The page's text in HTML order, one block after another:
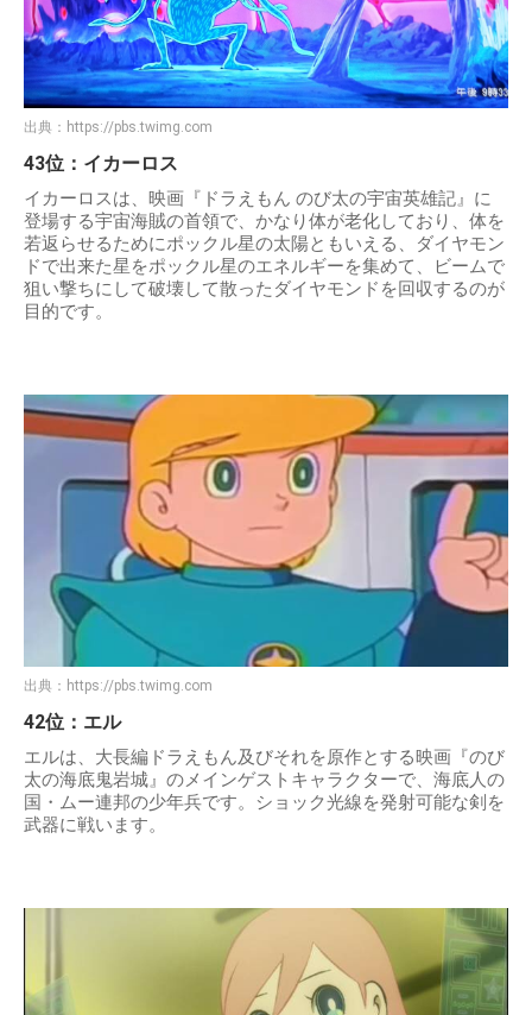
出典： https://pbs.twimg.com
43位：イカーロス
イカーロスは、映画『ドラえもん のび太の宇宙英雄記』に
登場する宇宙海賊の首領で、かなり体が老化しており、体を
若返らせるためにポックル星の太陽ともいえる、ダイヤモン
ドで出来た星をポックル星のエネルギーを集めて、ビームで
狙い撃ちにして破壊して散ったダイヤモンドを回収するのが
目的です。
出典： https://pbs.twimg.com
42位：エル
エルは、大長編ドラえもん及びそれを原作とする映画『のび
太の海底鬼岩城』のメインゲストキャラクターで、海底人の
国・ムー連邦の少年兵です。ショック光線を発射可能な剣を
武器に戦います。